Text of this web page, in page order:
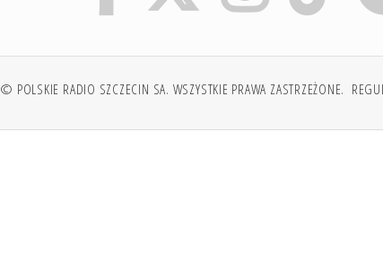
© POLSKIE RADIO SZCZECIN SA. WSZYSTKIE PRAWA ZASTRZEŻONE.